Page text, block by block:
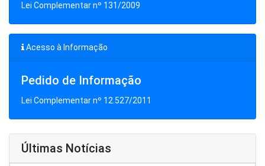
Lei Complementar nº 131/2009
Acesso à Informação
Pedido de Informação
Lei Complementar nº 12.527/2011
Últimas Notícias